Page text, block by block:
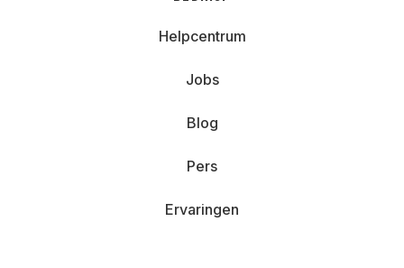
Helpcentrum
Jobs
Blog
Pers
Ervaringen